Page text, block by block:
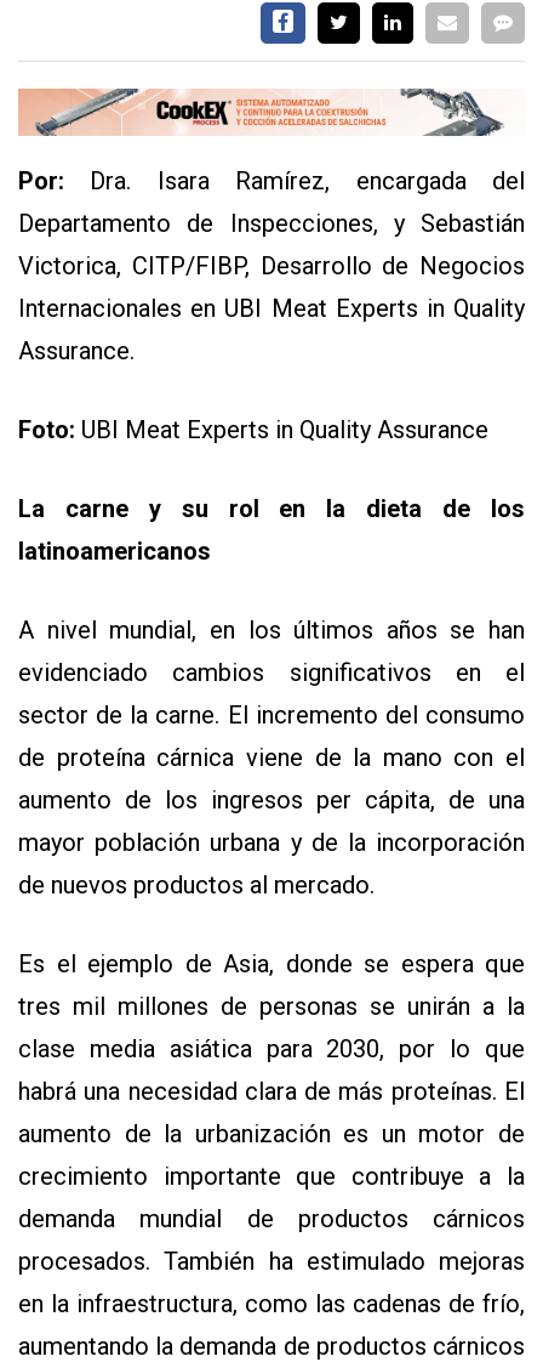
CONTÁCTENOS
AYUDA
TÉRMINOS
CONDICIONES
DE
SITIO
Por: Dra. Isara Ramírez, encargada del
Departamento de Inspecciones, y Sebastián
Victorica, CITP/FIBP, Desarrollo de Negocios
Internacionales en UBI Meat Experts in Quality
Assurance.
Foto: UBI Meat Experts in Quality Assurance
La carne y su rol en la dieta de los
latinoamericanos
A nivel mundial, en los últimos años se han
evidenciado cambios significativos en el
sector de la carne. El incremento del consumo
de proteína cárnica viene de la mano con el
aumento de los ingresos per cápita, de una
mayor población urbana y de la incorporación
de nuevos productos al mercado.
Es el ejemplo de Asia, donde se espera que
tres mil millones de personas se unirán a la
clase media asiática para 2030, por lo que
habrá una necesidad clara de más proteínas. El
aumento de la urbanización es un motor de
crecimiento importante que contribuye a la
demanda mundial de productos cárnicos
procesados. También ha estimulado mejoras
en la infraestructura, como las cadenas de frío,
aumentando la demanda de productos cárnicos